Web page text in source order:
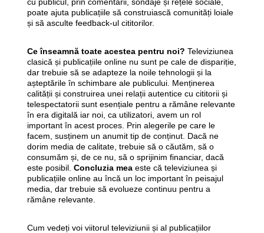
poate ajuta publicațiile să construiască comunități loiale
și să asculte feedback-ul cititorilor.
Ce înseamnă toate acestea pentru noi? Televiziunea
clasică și publicațiile online nu sunt pe cale de dispariție,
dar trebuie să se adapteze la noile tehnologii și la
așteptările în schimbare ale publicului. Menținerea
calității și construirea unei relații autentice cu cititorii și
telespectatorii sunt esențiale pentru a rămâne relevante
în era digitală iar noi, ca utilizatori, avem un rol
important în acest proces. Prin alegerile pe care le
facem, susținem un anumit tip de conținut. Dacă ne
dorim media de calitate, trebuie să o căutăm, să o
consumăm și, de ce nu, să o sprijinim financiar, dacă
este posibil. Concluzia meaeste că televiziunea și
publicațiile online au încă un loc important în peisajul
media, dar trebuie să evolueze continuu pentru a
rămâne relevante.
Cum vedeți voi viitorul televiziunii și al publicațiilor